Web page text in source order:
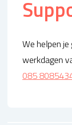
We helpen
werkdagen
085